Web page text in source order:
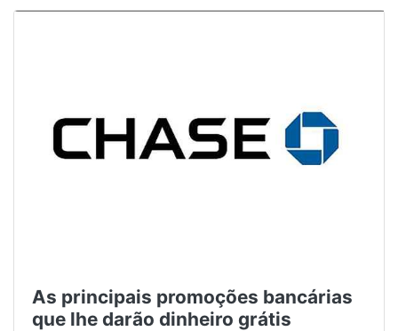
As principais promoções bancárias
que lhe darão dinheiro grátis